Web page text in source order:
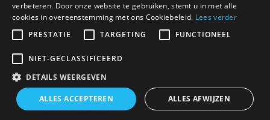
ALGEMENE INFORMATIE
BETAAL- & VERZENDMETHODEN
* Alle prijzen zijn inclusief BTW, exclusief verzendkosten.
© Boelm VOF 2026
verbeteren. Door onze website te gebruiken, stemt u in met alle
cookies in overeenstemming met ons Cookiebeleid. Lees verder
PRESTATIE
TARGETING FUNCTIONEEL
NIET-GECLASSIFICEERD
DETAILS WEERGEVEN
ALLES ACCEPTEREN ALLES AFWIJZEN